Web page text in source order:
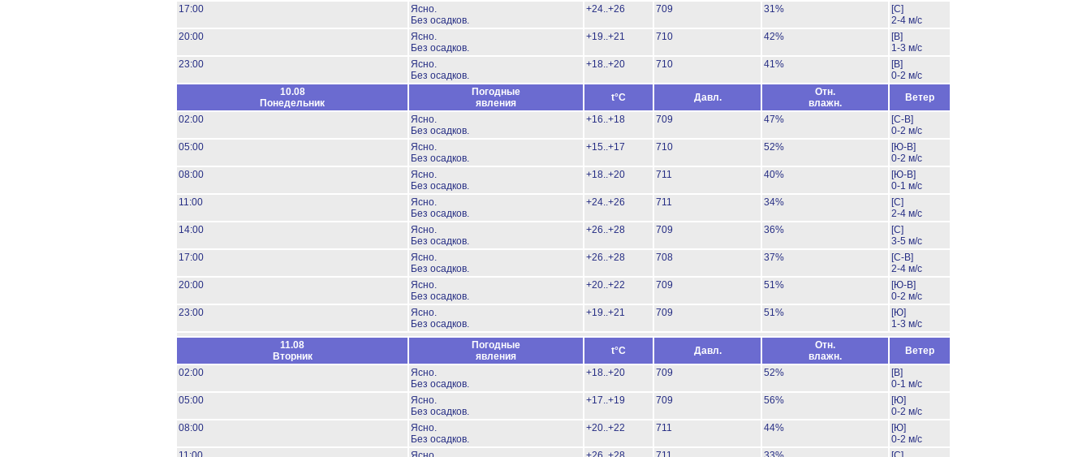
17:00
Ясно.
Без осадков.
+24..+26 709 31%
[С]
2-4 м/с
20:00
Ясно.
Без осадков.
+19..+21 710 42%
[В]
1-3 м/с
23:00
Ясно.
Без осадков.
+18..+20 710 41%
[В]
0-2 м/с
10.08
Понедельник
Погодные
явления
t°C Давл.
Отн.
влажн.
Ветер
02:00
Ясно.
Без осадков.
+16..+18 709 47%
[С-В]
0-2 м/с
05:00
Ясно.
Без осадков.
+15..+17 710 52%
[Ю-В]
0-2 м/с
08:00
Ясно.
Без осадков.
+18..+20 711 40%
[Ю-В]
0-1 м/с
11:00
Ясно.
Без осадков.
+24..+26 711 34%
[С]
2-4 м/с
14:00
Ясно.
Без осадков.
+26..+28 709 36%
[С]
3-5 м/с
17:00
Ясно.
Без осадков.
+26..+28 708 37%
[С-В]
2-4 м/с
20:00
Ясно.
Без осадков.
+20..+22 709 51%
[Ю-В]
0-2 м/с
23:00
Ясно.
Без осадков.
+19..+21 709 51%
[Ю]
1-3 м/с
11.08
Вторник
Погодные
явления
t°C Давл.
Отн.
влажн.
Ветер
02:00
Ясно.
Без осадков.
+18..+20 709 52%
[В]
0-1 м/с
05:00
Ясно.
Без осадков.
+17..+19 709 56%
[Ю]
0-2 м/с
08:00
Ясно.
Без осадков.
+20..+22 711 44%
[Ю]
0-2 м/с